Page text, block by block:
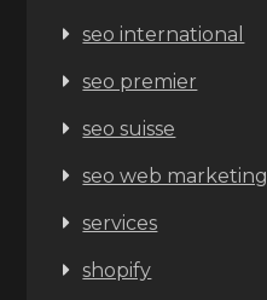
seo international
seo premier
seo suisse
seo web marketing
services
shopify